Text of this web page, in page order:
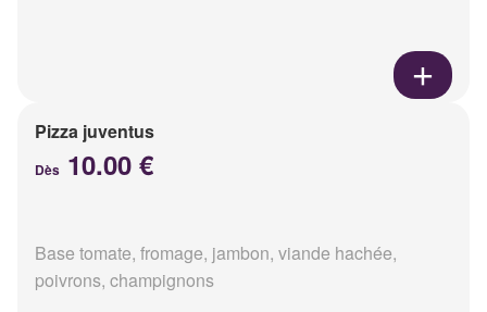
Pizza juventus
Dès 10.00 €
Base tomate, fromage, jambon, viande hachée,
poivrons, champignons